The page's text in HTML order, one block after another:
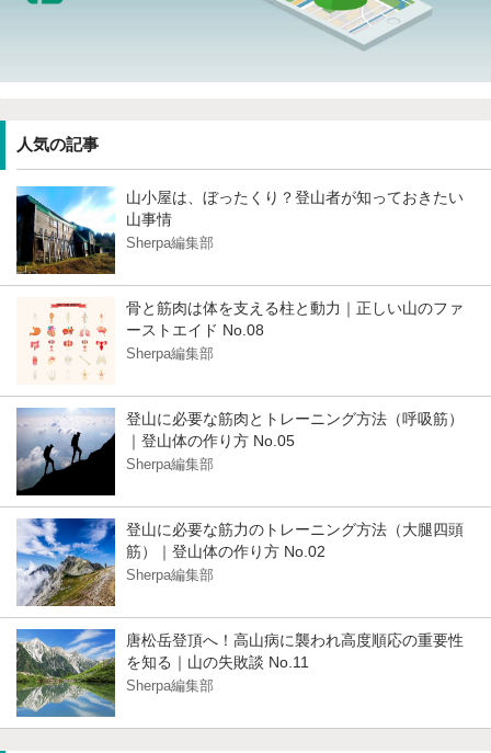
人気の記事
山小屋は、ぼったくり？登山者が知っておきたい
山事情
Sherpa編集部
骨と筋肉は体を支える柱と動力｜正しい山のファ
ーストエイド No.08
Sherpa編集部
登山に必要な筋肉とトレーニング方法（呼吸筋）
｜登山体の作り方 No.05
Sherpa編集部
登山に必要な筋力のトレーニング方法（大腿四頭
筋）｜登山体の作り方 No.02
Sherpa編集部
唐松岳登頂へ！高山病に襲われ高度順応の重要性
を知る｜山の失敗談 No.11
Sherpa編集部